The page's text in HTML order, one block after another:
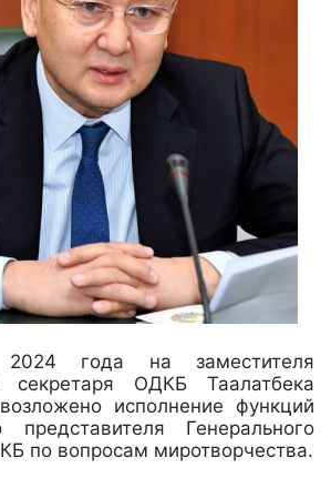
года на заместителя
секретаря ОДКБ Таалатбека
исполнение функций
представителя Генерального
по вопросам миротворчества.